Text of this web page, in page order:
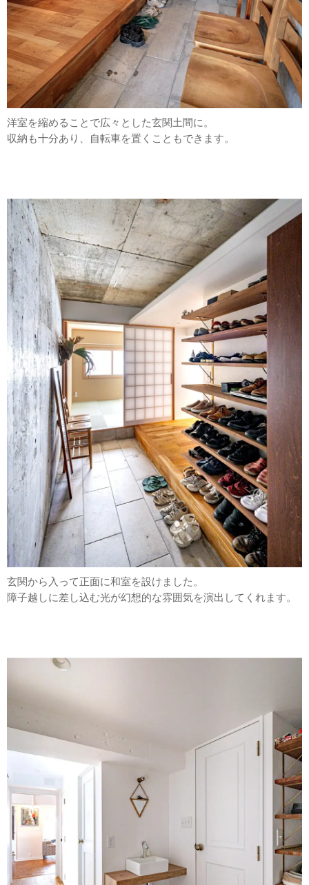
洋室を縮めることで広々とした玄関土間に。
収納も十分あり、自転車を置くこともできます。
玄関から入って正面に和室を設けました。
障子越しに差し込む光が幻想的な雰囲気を演出してくれます。